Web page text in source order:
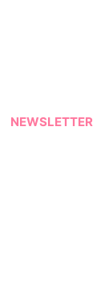
NEWSLETTER